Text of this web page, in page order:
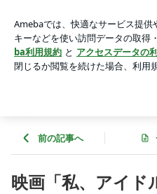
アプリをダウンロードして ブロ
ょう。
前の記事へ
映画「私、アイド